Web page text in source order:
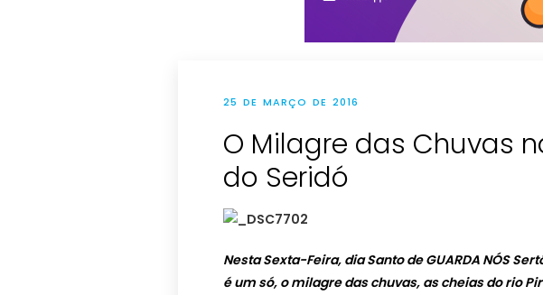
25 DE MARÇO DE 2016
O Milagre das Chuvas
do Seridó
Nesta Sexta-Feira, dia Santo de GUARDA NÓS
é um só, o milagre das chuvas, as cheias do rio